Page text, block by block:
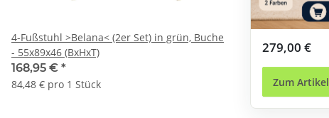
4-Fußstuhl >Belana< (2er Set) in grün, Buche
- 55x89x46 (BxHxT)
168,95 € *
84,48 € pro 1 Stück
279,00 €
Zum Artikel